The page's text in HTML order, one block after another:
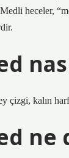
heceler,
çizgi, kalın
ne